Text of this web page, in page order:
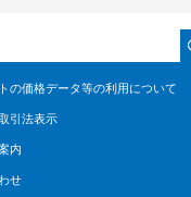
の価格データ等の利用について
引法表示
内
せ